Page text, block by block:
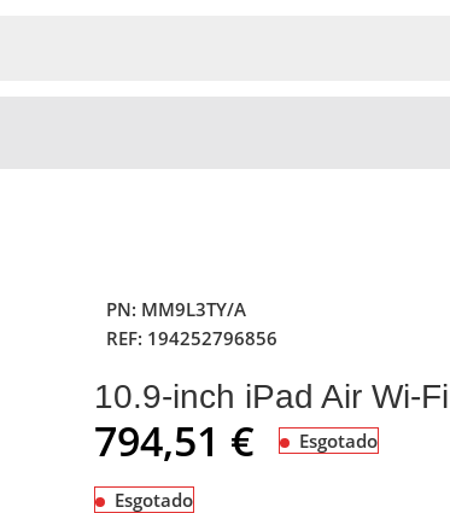
PN: MM9L3TY/A
REF: 194252796856
10.9-inch iPad Air Wi-
794,51 € Esgotado
Esgotado